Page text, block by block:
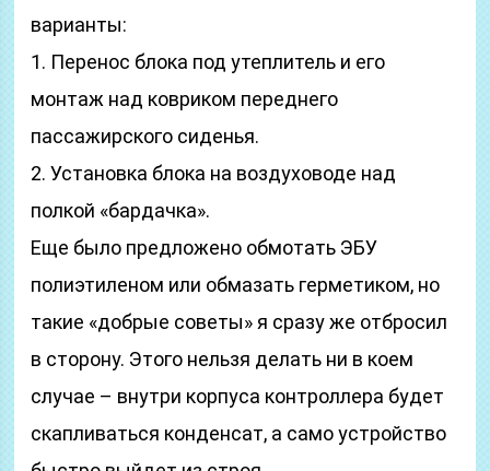
варианты:
1. Перенос блока под утеплитель и его
монтаж над ковриком переднего
пассажирского сиденья.
2. Установка блока на воздуховоде над
полкой «бардачка».
Еще было предложено обмотать ЭБУ
полиэтиленом или обмазать герметиком, но
такие «добрые советы» я сразу же отбросил
в сторону. Этого нельзя делать ни в коем
случае – внутри корпуса контроллера будет
скапливаться конденсат, а само устройство